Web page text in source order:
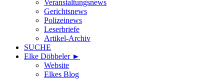
Veranstaltungsnews
Gerichtsnews
Polizeinews
Leserbriefe
Artikel-Archiv
SUCHE
Elke Döbbeler ►
Website
Elkes Blog